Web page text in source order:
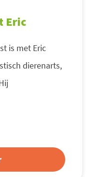
Eric
is met Eric
dierenarts,